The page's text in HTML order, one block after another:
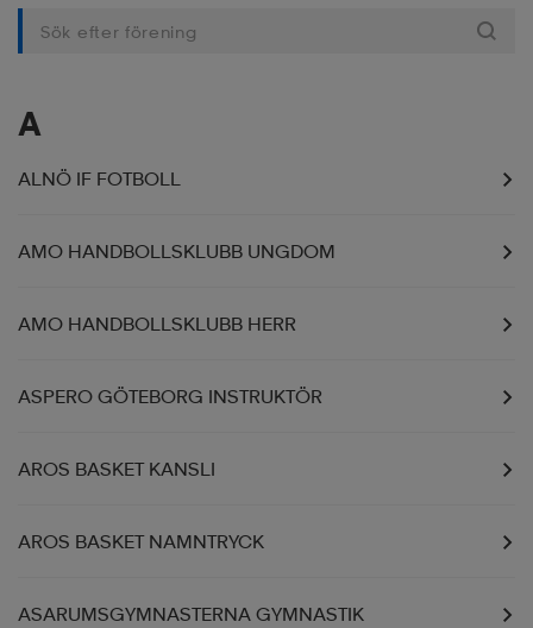
A
ALNÖ IF FOTBOLL
AMO HANDBOLLSKLUBB UNGDOM
AMO HANDBOLLSKLUBB HERR
ASPERO GÖTEBORG INSTRUKTÖR
AROS BASKET KANSLI
AROS BASKET NAMNTRYCK
ASARUMSGYMNASTERNA GYMNASTIK